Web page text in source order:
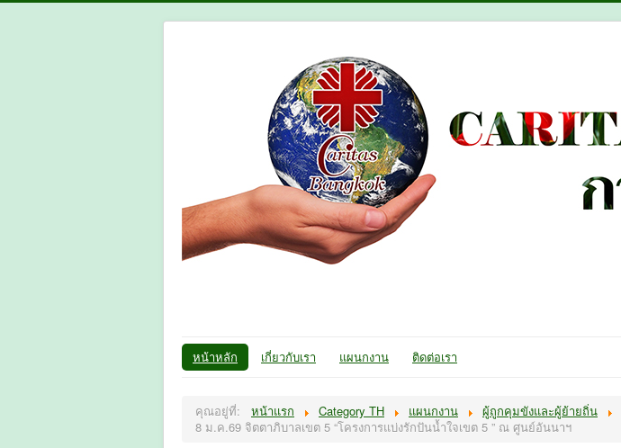
หน้าหลัก เกี่ยวกับเรา แผนกงาน ติดต่อเรา
คุณอยู่ที่: หน้าแรก Category TH แผนกงาน ผู้ถูกคุมขังและผู้ย้ายถิ่น
8 ม.ค.69 จิตตาภิบาลเขต 5 “โครงการแบ่งรักปันน้ำใจเขต 5 ” ณ ศูนย์อันนาฯ